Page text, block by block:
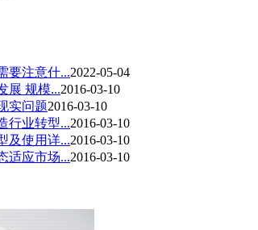
要注意什...2022-05-04
展 规模...2016-03-10
实问题2016-03-10
行业转型...2016-03-10
及使用详...2016-03-10
适应市场...2016-03-10